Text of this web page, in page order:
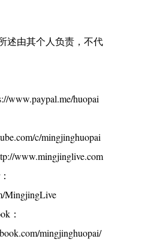
述由其个人负责，不代
www.paypal.me/huopai
c/mingjinghuopai
www.mingjinglive.com
MingjingLive
：
mingjinghuopai/